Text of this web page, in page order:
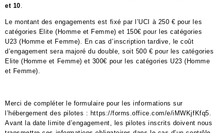
et 10.
Le montant des engagements est fixé par l’UCI à 250 € pour les
catégories Elite (Homme et Femme) et 150€ pour les catégories
U23 (Homme et Femme). En cas d’inscription tardive, le coût
d’engagement sera majoré du double, soit 500 € pour les catégories
Elite (Homme et Femme) et 300€ pour les catégories U23 (Homme
et Femme).
Merci de compléter le formulaire pour les informations sur
l’hébergement des pilotes : https://forms.office.com/e/iMWKjfKfq5.
Avant la date limite d’engagement, les pilotes inscrits doivent nous